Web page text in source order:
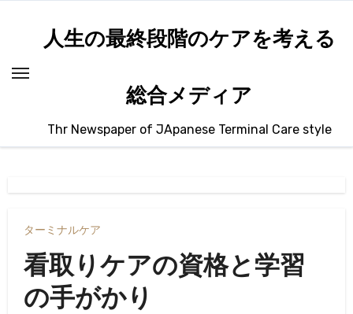
人生の最終段階のケアを考える
総合メディア
Thr Newspaper of JApanese Terminal Care style
ターミナルケア
看取りケアの資格と学習
の手がかり